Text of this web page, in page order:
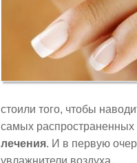
стоили того, чтобы
самых
лечения. И в первую
увлажнители воздуха.